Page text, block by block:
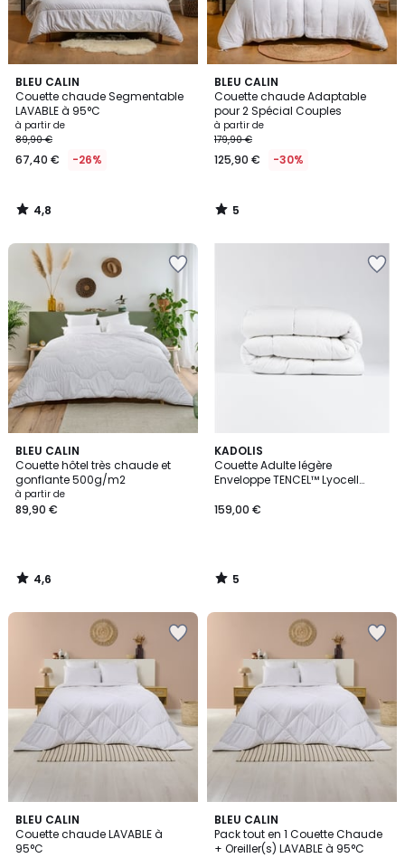
BLEU CALIN
Couette chaude Segmentable
LAVABLE à 95°C
à partir de
89,90 €
67,40 € -26%
4,8
/ 5
4,8
/
BLEU CALIN
Couette chaude Adaptable
pour 2 Spécial Couples
à partir de
179,90 €
125,90 € -30%
5
/
5
5
/
BLEU CALIN
Couette hôtel très chaude et
gonflante 500g/m2
à partir de
89,90 €
4,6
/ 5
4,6
/
KADOLIS
Couette Adulte légère
Enveloppe TENCEL™ Lyocell
159,00 €
5
/
5
5
/
BLEU CALIN
Couette chaude LAVABLE à
95°C
4,6
/ 5
BLEU CALIN
Pack tout en 1 Couette Chaude
+ Oreiller(s) LAVABLE à 95°C